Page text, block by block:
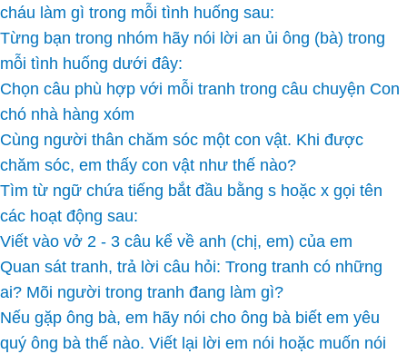
cháu làm gì trong mỗi tình huống sau:
Từng bạn trong nhóm hãy nói lời an ủi ông (bà) trong
mỗi tình huống dưới đây:
Chọn câu phù hợp với mỗi tranh trong câu chuyện Con
chó nhà hàng xóm
Cùng người thân chăm sóc một con vật. Khi được
chăm sóc, em thấy con vật như thế nào?
Tìm từ ngữ chứa tiếng bắt đầu bằng s hoặc x gọi tên
các hoạt động sau:
Viết vào vở 2 - 3 câu kể về anh (chị, em) của em
Quan sát tranh, trả lời câu hỏi: Trong tranh có những
ai? Mõi người trong tranh đang làm gì?
Nếu gặp ông bà, em hãy nói cho ông bà biết em yêu
quý ông bà thế nào. Viết lại lời em nói hoặc muốn nói